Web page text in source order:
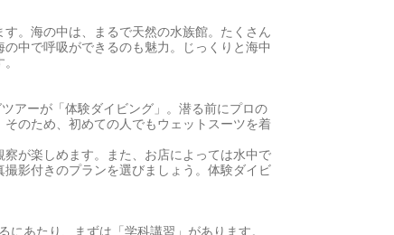
。海の中は、まるで天然の水族館。たくさん
中で呼吸ができるのも魅力。じっくりと海中
アーが「体験ダイビング」。潜る前にプロの
のため、初めての人でもウェットスーツを着
が楽しめます。また、お店によっては水中で
影付きのプランを選びましょう。体験ダイビ
あたり、まずは「学科講習」があります。